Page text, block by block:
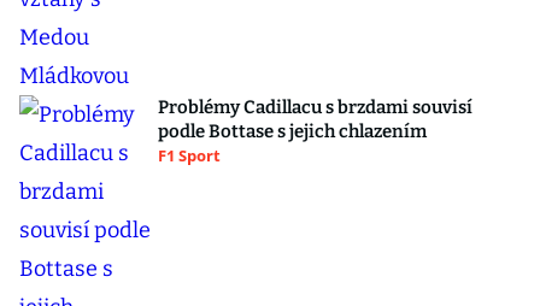
Problémy Cadillacu s brzdami souvisí
podle Bottase s jejich chlazením
F1 Sport